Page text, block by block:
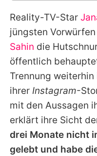
Alle
App
Reality-TV-Star
jüngsten
Sahin die
öffentlich
Trennung
ihrer Instagram-
mit den Aussagen
erklärt ihre Sicht
drei Monate nicht
gelebt und habe